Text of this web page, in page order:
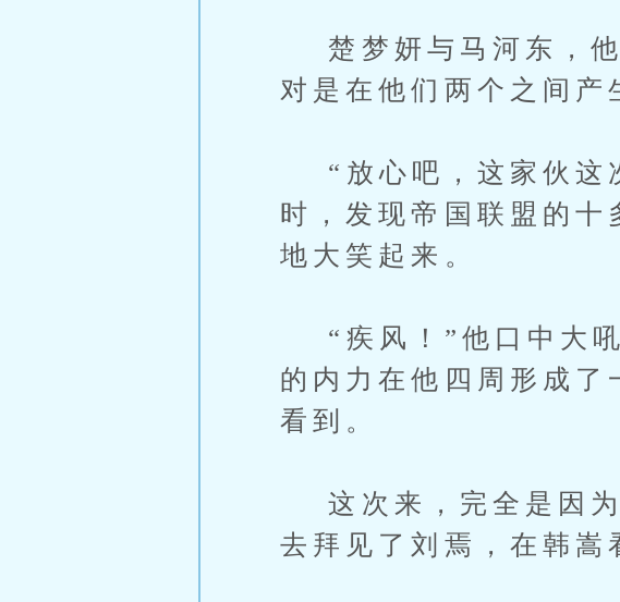
楚梦妍与马河东，他
对是在他们两个之间产
“放心吧，这家伙这
时，发现帝国联盟的十
地大笑起来。
“疾风！”他口中大吼
的内力在他四周形成了
看到。
这次来，完全是因为
去拜见了刘焉，在韩嵩